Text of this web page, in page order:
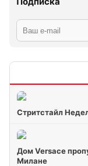
Стритстайл
Дом Versace
Милане